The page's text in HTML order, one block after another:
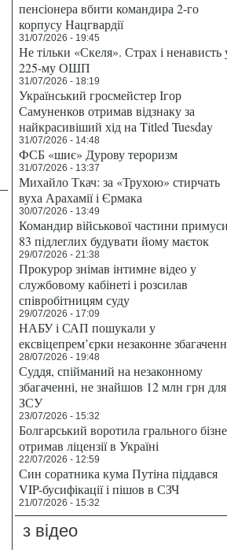
пенсіонера вбити командира 2-го
корпусу Нацгвардії
31/07/2026 - 19:45
Не тільки «Скеля». Страх і ненависть
225-му ОШП
31/07/2026 - 18:19
Український гросмейстер Ігор
Самуненков отримав відзнаку за
найкрасивіший хід на Titled Tuesday
31/07/2026 - 14:48
ФСБ «шиє» Дурову тероризм
31/07/2026 - 13:37
Михайло Ткач: за «Трухою» стирчать
вуха Арахамії і Єрмака
30/07/2026 - 13:49
Командир військової частини
83 підлеглих будувати йому маєток
29/07/2026 - 21:38
Прокурор знімав інтимне відео у
службовому кабінеті і розсилав
співробітницям суду
29/07/2026 - 17:09
НАБУ і САП пошукали у
ексвіцепрем’єрки незаконне
28/07/2026 - 19:48
Суддя, спійманий на незаконному
збагаченні, не знайшов 12 млн грн для
ЗСУ
23/07/2026 - 15:32
Болгарський воротила грального
отримав ліцензії в Україні
22/07/2026 - 12:59
Син соратника кума Путіна піддався
VIP-бусифікації і пішов в СЗЧ
21/07/2026 - 15:32
з відео